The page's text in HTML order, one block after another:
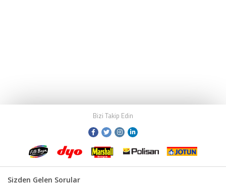
Bizi Takip Edin
Sizden Gelen Sorular